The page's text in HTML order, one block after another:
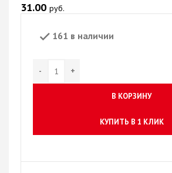
31.00 руб.
161 в наличии
В КОРЗИНУ
КУПИТЬ В 1 КЛИК